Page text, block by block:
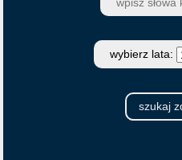
wybierz lata: